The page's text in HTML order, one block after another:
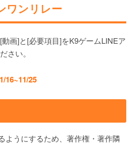
ワンリレー
画]と[必要項目]をK9ゲームLINEア
さい。
16~11/25
ようにするため、著作権・著作隣